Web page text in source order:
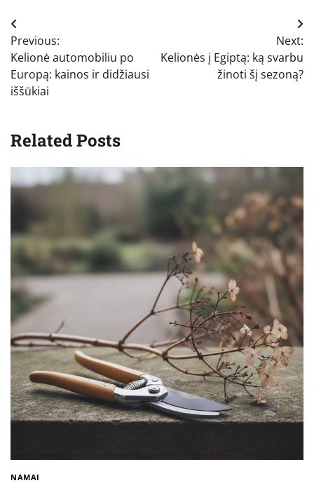
Navigacija
tarp
įrašų
Previous:
Kelionė automobiliu po
Europą: kainos ir didžiausi
iššūkiai
Next:
Kelionės į Egiptą: ką svarbu
žinoti šį sezoną?
Related Posts
NAMAI